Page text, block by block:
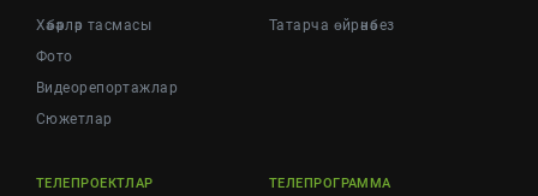
Хәбәрләр тасмасы
Фото
Видеорепортажлар
Cюжетлар
Татарча өйрәнәбез
ТЕЛЕПРОЕКТЛАР ТЕЛЕПРОГРАММА